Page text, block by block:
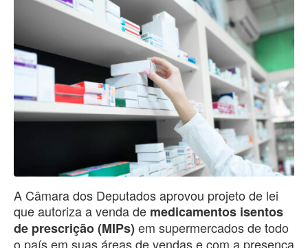
A Câmara dos Deputados aprovou projeto de lei
que autoriza a venda de medicamentos isentos
de prescrição (MIPs) em supermercados de todo
o país em suas áreas de vendas e com a presença